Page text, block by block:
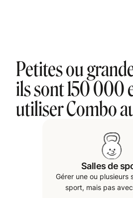
Petites ou
ils sont 150 000
utiliser Combo
Salles de
Gérer une ou plusieurs
sport, mais pas